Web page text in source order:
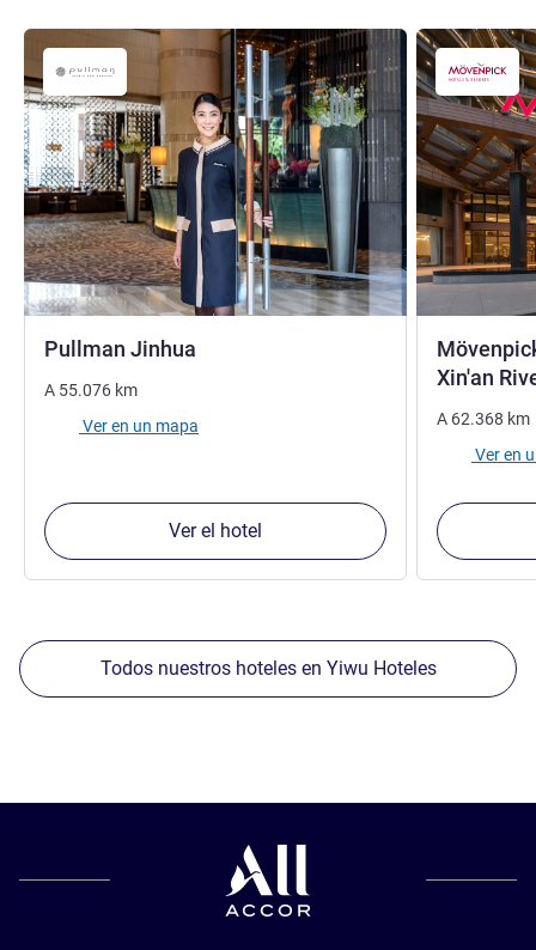
Pullman Jinhua
A 55.076 km
Ver en un mapa
Ver el hotel
Xin'an
A 62.368 km
Ver en
Todos nuestros hoteles en Yiwu Hoteles